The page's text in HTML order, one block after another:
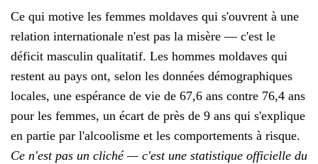
Ce qui motive les femmes moldaves qui s'ouvrent à une
relation internationale n'est pas la misère — c'est le
déficit masculin qualitatif. Les hommes moldaves qui
restent au pays ont, selon les données démographiques
locales, une espérance de vie de 67,6 ans contre 76,4 ans
pour les femmes, un écart de près de 9 ans qui s'explique
en partie par l'alcoolisme et les comportements à risque.
Ce n'est pas un cliché — c'est une statistique officielle du